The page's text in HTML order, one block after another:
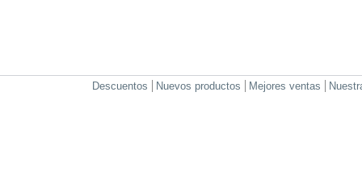
Descuentos Nuevos productos Mejores ventas